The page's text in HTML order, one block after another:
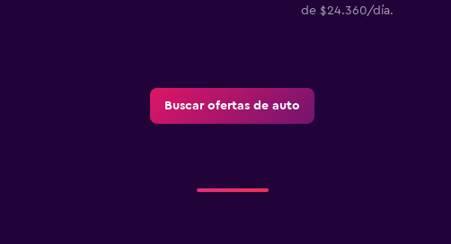
de $24.360/día.
Buscar ofertas de auto